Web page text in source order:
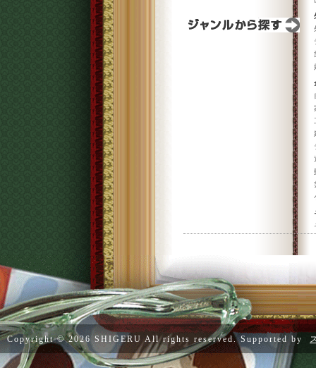
Copyright ©2026 SHIGERU All rights reserved. Supported by